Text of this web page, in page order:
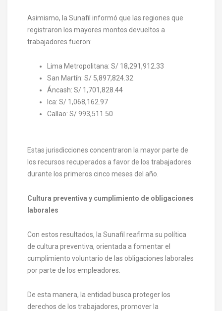
Asimismo, la Sunafil informó que las regiones que
registraron los mayores montos devueltos a
trabajadores fueron:
Lima Metropolitana: S/ 18,291,912.33
San Martín: S/ 5,897,824.32
Áncash: S/ 1,701,828.44
Ica: S/ 1,068,162.97
Callao: S/ 993,511.50
Estas jurisdicciones concentraron la mayor parte de
los recursos recuperados a favor de los trabajadores
durante los primeros cinco meses del año.
Cultura preventiva y cumplimiento de obligaciones
laborales
Con estos resultados, la Sunafil reafirma su política
de cultura preventiva, orientada a fomentar el
cumplimiento voluntario de las obligaciones laborales
por parte de los empleadores.
De esta manera, la entidad busca proteger los
derechos de los trabajadores, promover la